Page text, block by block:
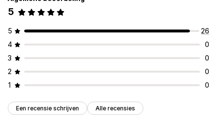
5
5
26
4
0
3
0
2
0
1
0
Een recensie schrijven Alle recensies